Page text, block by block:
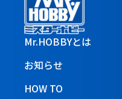
Mr.HOBBYとは
お知らせ
HOW TO